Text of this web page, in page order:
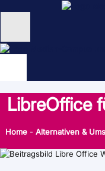
Inhalt
Unternehmen
NEU: KI Schulungen
unsertraining Blog
LibreOffice
Home - Alternativen &